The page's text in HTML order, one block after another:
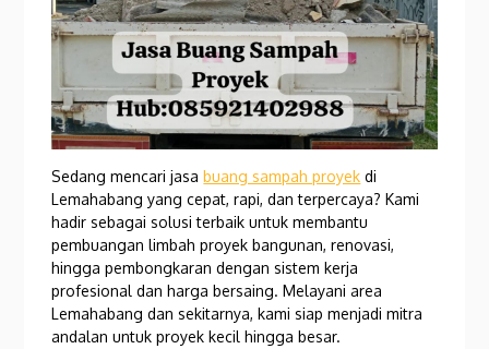
Sedang mencari jasabuang sampah proyek di
Lemahabang yang cepat, rapi, dan terpercaya? Kami
hadir sebagai solusi terbaik untuk membantu
pembuangan limbah proyek bangunan, renovasi,
hingga pembongkaran dengan sistem kerja
profesional dan harga bersaing. Melayani area
Lemahabang dan sekitarnya, kami siap menjadi mitra
andalan untuk proyek kecil hingga besar.